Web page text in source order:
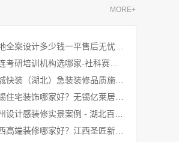
MORE+
本地全案设计多少钱一平售后无忧湖南创益讯建筑有限公司
大连考研培训机构选哪家-社科赛斯考研
同城快装（湖北）急装装修品质施工省心
江西高端装修哪家好？江西圣匠新型环保材料有限公司